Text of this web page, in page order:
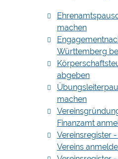
machen
Württemberg
abgeben
machen
Finanzamt
Vereinsregister
Vereins